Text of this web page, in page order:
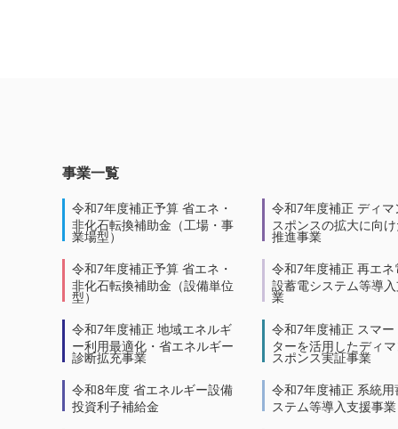
事業一覧
令和7年度補正予算 省エネ・
非化石転換補助金（工場・事
業場型）
令和7年度補正予算 省エネ・
非化石転換補助金（設備単位
型）
令和7年度補正 地域エネルギ
ー利用最適化・省エネルギー
診断拡充事業
令和8年度 省エネルギー設備
投資利子補給金
令和7年度補正 ディマ
スポンスの拡大に向
推進事業
令和7年度補正 再エネ
設蓄電システム等導
業
令和7年度補正 スマー
ターを活用したディ
スポンス実証事業
令和7年度補正 系統用
ステム等導入支援事業